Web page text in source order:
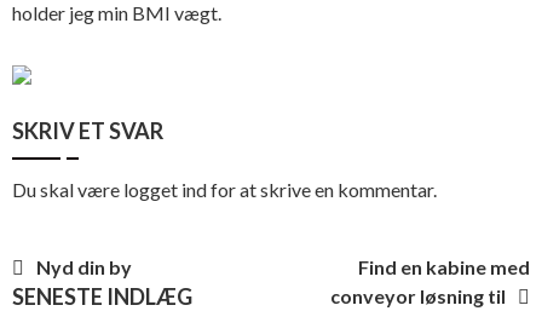
holder jeg min BMI vægt.
SKRIV ET SVAR
Du skal være logget indfor at skrive en kommentar.
Indlægsnavigation
Nyd din by
Find en kabine med
conveyor løsning til
SENESTE INDLÆG